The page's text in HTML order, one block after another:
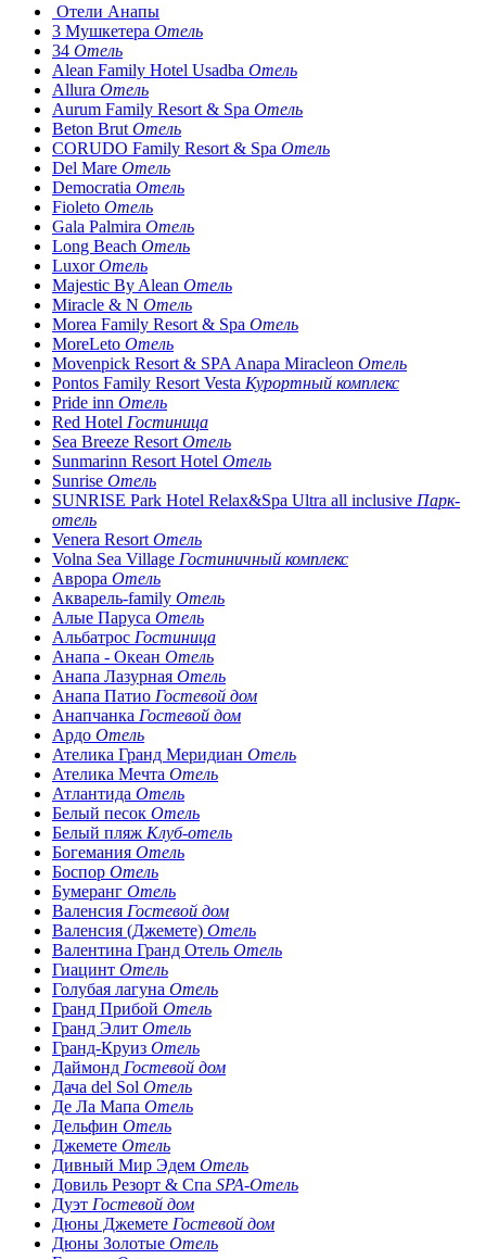
Отели Анапы
3 Мушкетера Отель
34 Отель
Alean Family Hotel Usadba Отель
Allura Отель
Aurum Family Resort & Spa Отель
Beton Brut Отель
CORUDO Family Resort & Spa Отель
Del Mare Отель
Democratia Отель
Fioleto Отель
Gala Palmira Отель
Long Beach Отель
LuxorОтель
Majestic By Alean Отель
Miracle & N Отель
Morea Family Resort & Spa Отель
MoreLeto Отель
Movenpick Resort & SPA Anapa Miracleon Отель
Pontos Family Resort Vesta Курортный комплекс
Pride inn Отель
Red Hotel Гостиница
Sea Breeze Resort Отель
Sunmarinn Resort Hotel Отель
Sunrise Отель
SUNRISE Park Hotel Relax&Spa Ultra all inclusive Парк-
отель
Venera Resort Отель
Volna Sea Village Гостиничный комплекс
Аврора Отель
Акварель-family Отель
Алые Паруса Отель
Альбатрос Гостиница
Анапа - Океан Отель
Анапа Лазурная Отель
Анапа Патио Гостевой дом
Анапчанка Гостевой дом
Ардо Отель
Ателика Гранд Меридиан Отель
Ателика Мечта Отель
Атлантида Отель
Белый песок Отель
Белый пляж Клуб-отель
Богемания Отель
Боспор Отель
Бумеранг Отель
Валенсия Гостевой дом
Валенсия (Джемете) Отель
Валентина Гранд Отель Отель
Гиацинт Отель
Голубая лагуна Отель
Гранд Прибой Отель
Гранд Элит Отель
Гранд-Круиз Отель
Даймонд Гостевой дом
Дача del Sol Отель
Де Ла Мапа Отель
Дельфин Отель
Джемете Отель
Дивный Мир Эдем Отель
Довиль Резорт & Спа SPA-Отель
Дуэт Гостевой дом
Дюны Джемете Гостевой дом
Дюны Золотые Отель